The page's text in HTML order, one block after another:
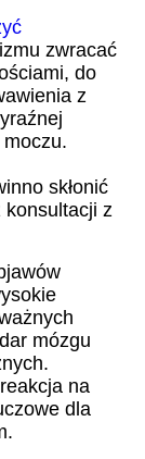
zwracać
do
z
skłonić
konsultacji z
mózgu
na
dla